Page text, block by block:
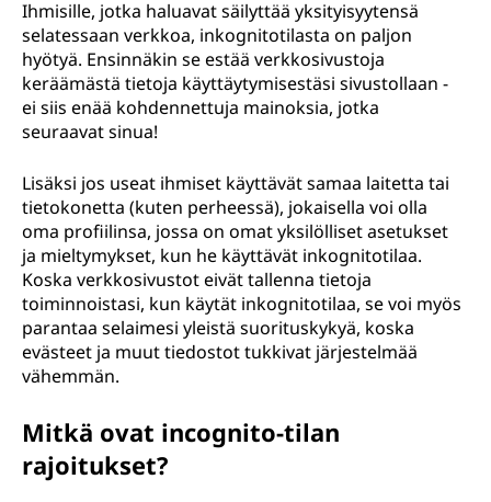
Ihmisille, jotka haluavat säilyttää yksityisyytensä
selatessaan verkkoa, inkognitotilasta on paljon
hyötyä. Ensinnäkin se estää verkkosivustoja
keräämästä tietoja käyttäytymisestäsi sivustollaan -
ei siis enää kohdennettuja mainoksia, jotka
seuraavat sinua!
Lisäksi jos useat ihmiset käyttävät samaa laitetta tai
tietokonetta (kuten perheessä), jokaisella voi olla
oma profiilinsa, jossa on omat yksilölliset asetukset
ja mieltymykset, kun he käyttävät inkognitotilaa.
Koska verkkosivustot eivät tallenna tietoja
toiminnoistasi, kun käytät inkognitotilaa, se voi myös
parantaa selaimesi yleistä suorituskykyä, koska
evästeet ja muut tiedostot tukkivat järjestelmää
vähemmän.
Mitkä ovat incognito-tilan
rajoitukset?